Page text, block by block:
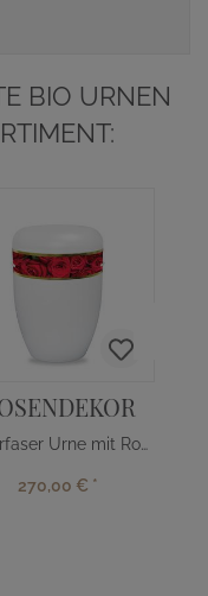
BIO URNEN
Naturfaser Urne mit Rosen Schmuckband
270,00 € *